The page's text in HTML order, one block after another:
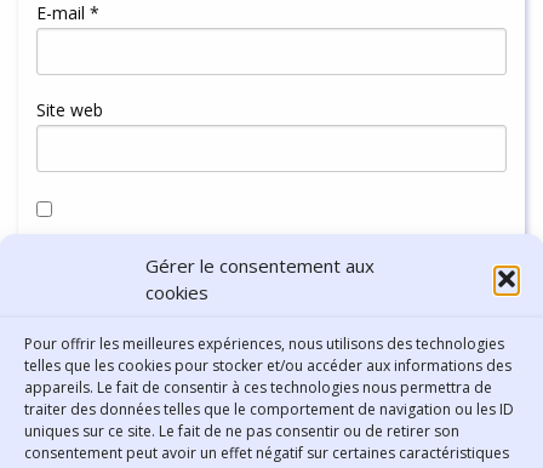
Gérer le consentement aux
cookies
Pour offrir les meilleures expériences, nous utilisons des technologies
telles que les cookies pour stocker et/ou accéder aux informations des
appareils. Le fait de consentir à ces technologies nous permettra de
traiter des données telles que le comportement de navigation ou les ID
uniques sur ce site. Le fait de ne pas consentir ou de retirer son
consentement peut avoir un effet négatif sur certaines caractéristiques
E-mail *
Site web
navigateur pour mon prochain commentaire.